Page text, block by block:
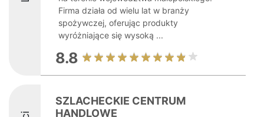
Firma działa od wielu lat w branży
spożywczej, oferując produkty
wyróżniające się wysoką ...
8.8
SZLACHECKIE CENTRUM
HANDLOWE